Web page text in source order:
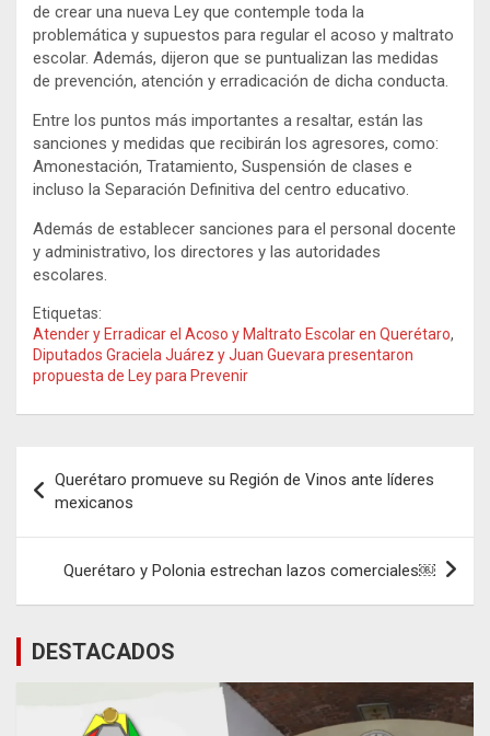
de crear una nueva Ley que contemple toda la
problemática y supuestos para regular el acoso y maltrato
escolar. Además, dijeron que se puntualizan las medidas
de prevención, atención y erradicación de dicha conducta.
Entre los puntos más importantes a resaltar, están las
sanciones y medidas que recibirán los agresores, como:
Amonestación, Tratamiento, Suspensión de clases e
incluso la Separación Definitiva del centro educativo.
Además de establecer sanciones para el personal docente
y administrativo, los directores y las autoridades
escolares.
Etiquetas:
Atender y Erradicar el Acoso y Maltrato Escolar en Querétaro,
Diputados Graciela Juárez y Juan Guevara presentaron
propuesta de Ley para Prevenir
de
entradas
Querétaro promueve su Región de Vinos ante líderes
mexicanos
Querétaro y Polonia estrechan lazos comerciales￼
DESTACADOS